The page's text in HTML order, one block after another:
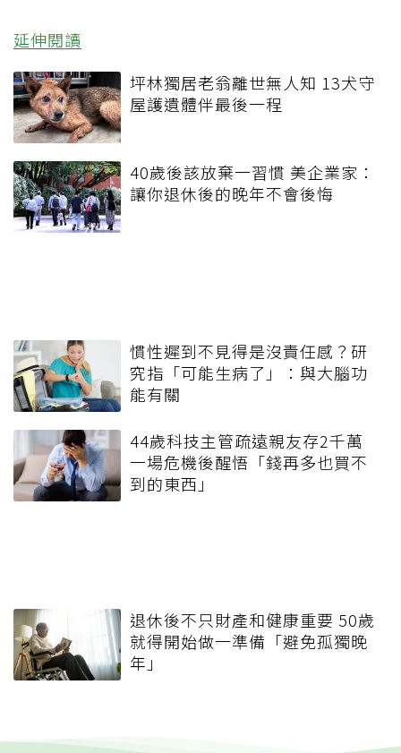
延伸閱讀
坪林獨居老翁離世無人知 13犬守
屋護遺體伴最後一程
40歲後該放棄一習慣 美企業家：
讓你退休後的晚年不會後悔
慣性遲到不見得是沒責任感？研
究指「可能生病了」：與大腦功
能有關
44歲科技主管疏遠親友存2千萬
一場危機後醒悟「錢再多也買不
到的東西」
退休後不只財產和健康重要 50歲
就得開始做一準備「避免孤獨晚
年」